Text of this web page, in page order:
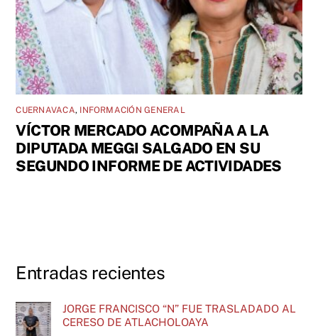
CUERNAVACA, INFORMACIÓN GENERAL
VÍCTOR MERCADO ACOMPAÑA A LA
DIPUTADA MEGGI SALGADO EN SU
SEGUNDO INFORME DE ACTIVIDADES
Entradas recientes
JORGE FRANCISCO “N” FUE TRASLADADO AL
CERESO DE ATLACHOLOAYA